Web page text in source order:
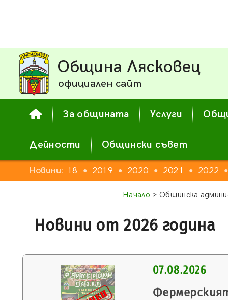
Община Лясковец
официален сайт
За общината Услуги
Дейности Общински съвет
Новини:
2017 ● 2018 ● 2019 ● 2020 ● 2021 ● 2022 ●
Начало > Общинска
Новини от 2026 година
07.08.2026